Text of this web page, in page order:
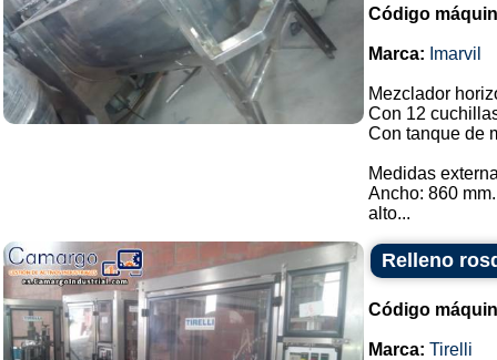
Código
Marca: Imarvil
Mezclador
Con 12
Con tanque de
Medidas
Ancho: 860 mm.
alto...
Relleno
Código
Marca: Tirelli